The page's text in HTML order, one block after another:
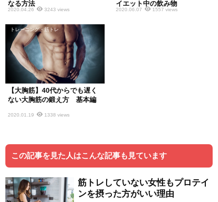
なる方法
2020.04.26 3243 views
イエット中の飲み物
2020.06.07 1557 views
トレーニング・筋トレ
【大胸筋】40代からでも遅く
ない大胸筋の鍛え方 基本編
2020.01.19 1338 views
この記事を見た人はこんな記事も見ています
筋トレしていない女性もプロテイ
ンを摂った方がいい理由